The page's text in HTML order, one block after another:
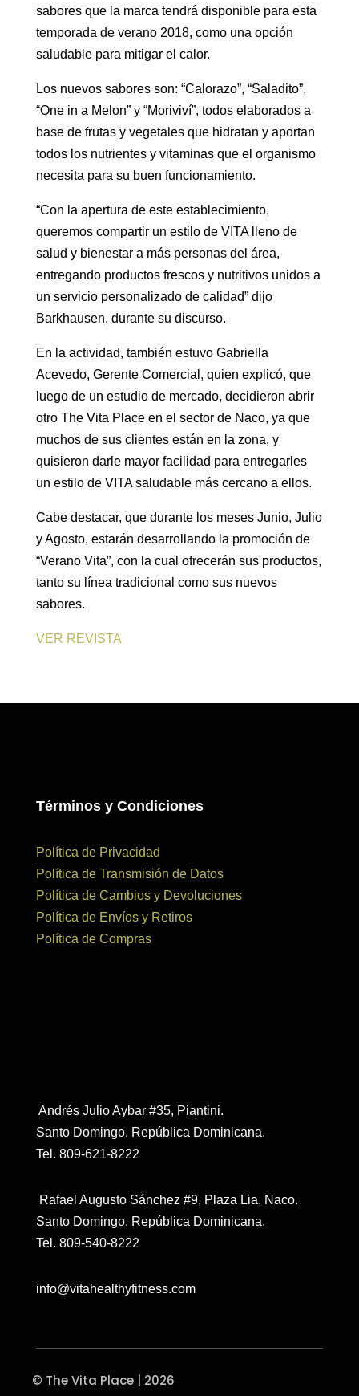
sabores que la marca tendrá disponible para esta
temporada de verano 2018, como una opción
saludable para mitigar el calor.
Los nuevos sabores son: “Calorazo”, “Saladito”,
“One in a Melon” y “Moriviví”, todos elaborados a
base de frutas y vegetales que hidratan y aportan
todos los nutrientes y vitaminas que el organismo
necesita para su buen funcionamiento.
“Con la apertura de este establecimiento,
queremos compartir un estilo de VITA lleno de
salud y bienestar a más personas del área,
entregando productos frescos y nutritivos unidos a
un servicio personalizado de calidad” dijo
Barkhausen, durante su discurso.
En la actividad, también estuvo Gabriella
Acevedo, Gerente Comercial, quien explicó, que
luego de un estudio de mercado, decidieron abrir
otro The Vita Place en el sector de Naco, ya que
muchos de sus clientes están en la zona, y
quisieron darle mayor facilidad para entregarles
un estilo de VITA saludable más cercano a ellos.
Cabe destacar, que durante los meses Junio, Julio
y Agosto, estarán desarrollando la promoción de
“Verano Vita”, con la cual ofrecerán sus productos,
tanto su línea tradicional como sus nuevos
sabores.
VER REVISTA
Términos y Condiciones
Política de Privacidad
Política de Transmisión de Datos
Política de Cambios y Devoluciones
Política de Envíos y Retiros
Política de Compras
Andrés Julio Aybar #35, Piantini.
Santo Domingo, República Dominicana.
Tel. 809-621-8222
Rafael Augusto Sánchez #9, Plaza Lia, Naco.
Santo Domingo, República Dominicana.
Tel. 809-540-8222
info@vitahealthyfitness.com
© The Vita Place | 2026